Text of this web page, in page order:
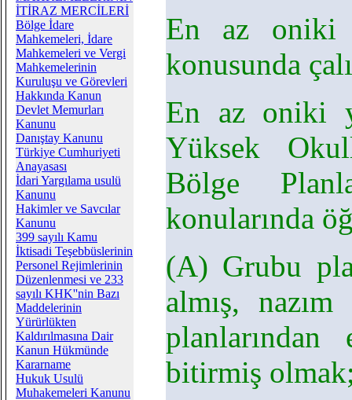
İTİRAZ MERCİLERİ
Bölge İdare
Mahkemeleri, İdare
Mahkemeleri ve Vergi
Mahkemelerinin
Kuruluşu ve Görevleri
Hakkında Kanun
Devlet Memurları
Kanunu
Danıştay Kanunu
Türkiye Cumhuriyeti
Anayasası
İdari Yargılama usulü
Kanunu
Hakimler ve Savcılar
Kanunu
399 sayılı Kamu
İktisadi Teşebbüslerinin
Personel Rejimlerinin
Düzenlenmesi ve 233
sayılı KHK''nin Bazı
Maddelerinin
Yürürlükten
Kaldırılmasına Dair
Kanun Hükmünde
Kararname
Hukuk Usulü
Muhakemeleri Kanunu
En az oniki
konusunda
En az oniki
Yüksek
Bölge
konularında
(A) Grubu
almış,
bitirmiş